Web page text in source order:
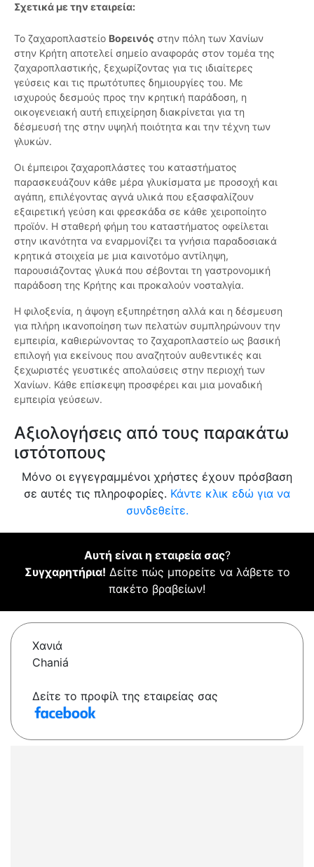
Σχετικά με την εταιρεία:
Το ζαχαροπλαστείο Βορεινός στην πόλη των Χανίων
στην Κρήτη αποτελεί σημείο αναφοράς στον τομέα της
ζαχαροπλαστικής, ξεχωρίζοντας για τις ιδιαίτερες
γεύσεις και τις πρωτότυπες δημιουργίες του. Με
ισχυρούς δεσμούς προς την κρητική παράδοση, η
οικογενειακή αυτή επιχείρηση διακρίνεται για τη
δέσμευσή της στην υψηλή ποιότητα και την τέχνη των
γλυκών.
Οι έμπειροι ζαχαροπλάστες του καταστήματος
παρασκευάζουν κάθε μέρα γλυκίσματα με προσοχή και
αγάπη, επιλέγοντας αγνά υλικά που εξασφαλίζουν
εξαιρετική γεύση και φρεσκάδα σε κάθε χειροποίητο
προϊόν. Η σταθερή φήμη του καταστήματος οφείλεται
στην ικανότητα να εναρμονίζει τα γνήσια παραδοσιακά
κρητικά στοιχεία με μια καινοτόμο αντίληψη,
παρουσιάζοντας γλυκά που σέβονται τη γαστρονομική
παράδοση της Κρήτης και προκαλούν νοσταλγία.
Η φιλοξενία, η άψογη εξυπηρέτηση αλλά και η δέσμευση
για πλήρη ικανοποίηση των πελατών συμπληρώνουν την
εμπειρία, καθιερώνοντας το ζαχαροπλαστείο ως βασική
επιλογή για εκείνους που αναζητούν αυθεντικές και
ξεχωριστές γευστικές απολαύσεις στην περιοχή των
Χανίων. Κάθε επίσκεψη προσφέρει και μια μοναδική
εμπειρία γεύσεων.
Αξιολογήσεις από τους παρακάτω
ιστότοπους
Μόνο οι εγγεγραμμένοι χρήστες έχουν πρόσβαση
σε αυτές τις πληροφορίες. Κάντε κλικ εδώ για να
συνδεθείτε.
Αυτή είναι η εταιρεία σας?
Συγχαρητήρια! Δείτε πώς μπορείτε να λάβετε το
πακέτο βραβείων!
Χανιά
Chaniá
Δείτε το προφίλ της εταιρείας σας